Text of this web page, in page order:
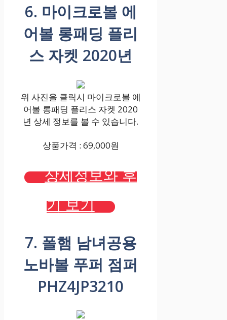
6. 마이크로볼 에
어볼 롱패딩 플리
스 자켓 2020년
위 사진을 클릭시 마이크로볼 에
어볼 롱패딩 플리스 자켓 2020
년 상세 정보를 볼 수 있습니다.
상품가격 : 69,000원
상세정보와 후
기 보기
7. 폴햄 남녀공용
노바볼 푸퍼 점퍼
PHZ4JP3210